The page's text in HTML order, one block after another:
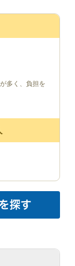
多く、負担を
探す